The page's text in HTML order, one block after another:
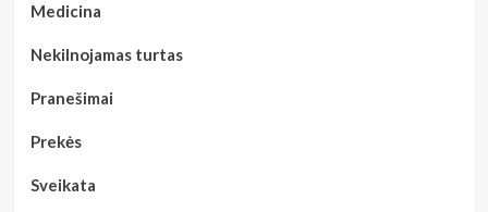
Medicina
Nekilnojamas turtas
Pranešimai
Prekės
Sveikata